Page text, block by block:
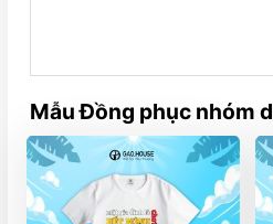
Mẫu Đồng phục nhóm